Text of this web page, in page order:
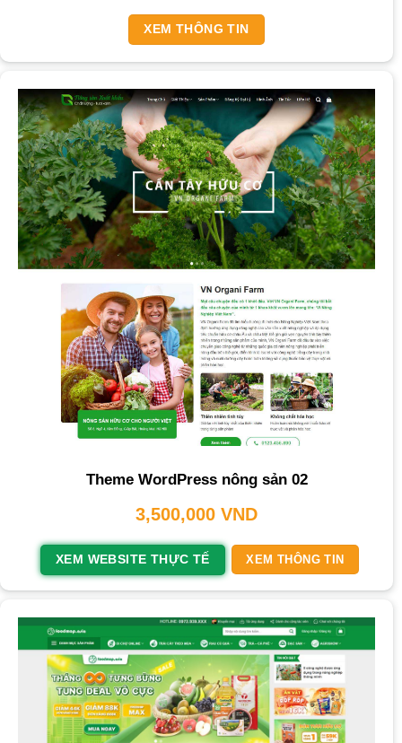
XEM THÔNG TIN
Theme WordPress nông sản 02
3,500,000 VND
XEM WEBSITE THỰC TẾ XEM THÔNG TIN